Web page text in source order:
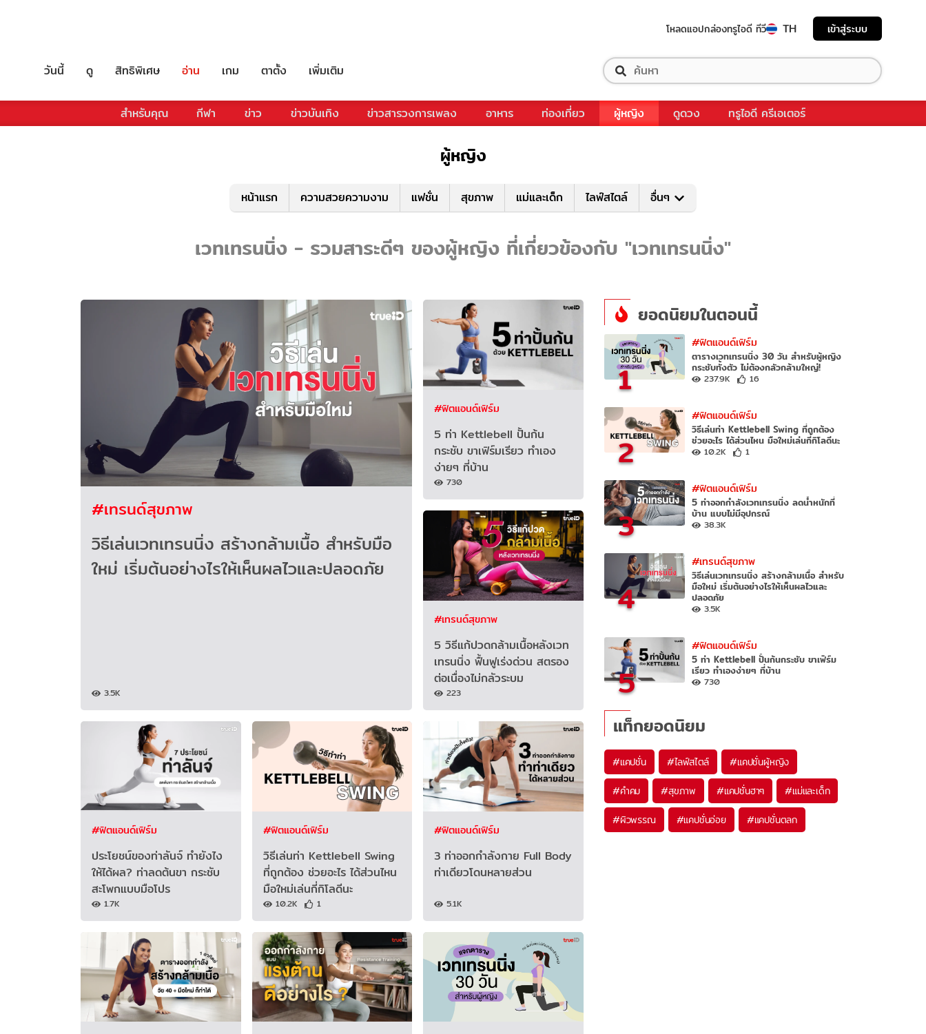
โหลดแอปกล่องทรูไอดี ทีวี TH เข้าสู่ระบบ
วันนี้ ดู สิทธิพิเศษ อ่าน เกม ตาตั้ง เพิ่มเติม
สำหรับคุณ กีฬา ข่าว ข่าวบันเทิง ข่าวสารวงการเพลง อาหาร ท่องเที่ยว ผู้หญิง ดูดวง ทรูไอดี ครีเอเตอร์
ผู้หญิง
หน้าแรก ความสวยความงาม แฟชั่น สุขภาพ แม่และเด็ก ไลฟ์สไตล์ อื่นๆ
เวทเทรนนิ่ง - รวมสาระดีๆ ของผู้หญิง ที่เกี่ยวข้องกับ "เวทเทรนนิ่ง"
#เทรนด์สุขภาพ
วิธีเล่นเวทเทรนนิ่ง สร้างกล้ามเนื้อ สำหรับมือ
ใหม่ เริ่มต้นอย่างไรให้เห็นผลไวและปลอดภัย
3.5K
#ฟิตแอนด์เฟิร์ม
5 ท่า Kettlebell ปั้นก้น
กระชับ ขาเฟิร์มเรียว ทำเอง
ง่ายๆ ที่บ้าน
730
#เทรนด์สุขภาพ
5 วิธีแก้ปวดกล้ามเนื้อหลังเวท
เทรนนิ่ง ฟื้นฟูเร่งด่วน สตรอง
ต่อเนื่องไม่กลัวระบม
223
#ฟิตแอนด์เฟิร์ม
ประโยชน์ของท่าลันจ์ ทำยังไง
ให้ได้ผล? ท่าลดต้นขา กระชับ
สะโพกแบบมือโปร
1.7K
#ฟิตแอนด์เฟิร์ม
วิธีเล่นท่า Kettlebell Swing
ที่ถูกต้อง ช่วยอะไร ได้ส่วนไหน
มือใหม่เล่นกี่กิโลดีนะ
10.2K 1
#ฟิตแอนด์เฟิร์ม
3 ท่าออกกำลังกาย Full Body
ท่าเดียวโดนหลายส่วน
5.1K
ยอดนิยมในตอนนี้
1
#ฟิตแอนด์เฟิร์ม
ตารางเวทเทรนนิ่ง 30 วัน สำหรับผู้หญิง
กระชับทั้งตัว ไม่ต้องกลัวกล้ามใหญ่!
237.9K 16
2
#ฟิตแอนด์เฟิร์ม
วิธีเล่นท่า Kettlebell Swing ที่ถูกต้อง
ช่วยอะไร ได้ส่วนไหน มือใหม่เล่นกี่กิโลดีนะ
10.2K 1
3
#ฟิตแอนด์เฟิร์ม
5 ท่าออกกำลังเวทเทรนนิ่ง ลดน้ำหนักที่
บ้าน แบบไม่มีอุปกรณ์
38.3K
4
#เทรนด์สุขภาพ
วิธีเล่นเวทเทรนนิ่ง สร้างกล้ามเนื้อ สำหรับ
มือใหม่ เริ่มต้นอย่างไรให้เห็นผลไวและ
ปลอดภัย
3.5K
5
#ฟิตแอนด์เฟิร์ม
5 ท่า Kettlebell ปั้นก้นกระชับ ขาเฟิร์ม
เรียว ทำเองง่ายๆ ที่บ้าน
730
แท็กยอดนิยม
#แคปชั่น #ไลฟ์สไตล์ #แคปชั่นผู้หญิง
#คำคม #สุขภาพ #แคปชั่นฮาๆ #แม่และเด็ก
#ผิวพรรณ #แคปชั่นอ่อย #แคปชั่นตลก